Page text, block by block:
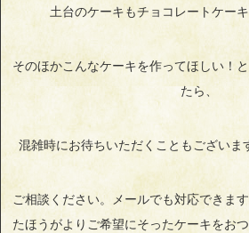
土台のケーキもチョコレートケーキ
そのほかこんなケーキを作ってほしい！
たら、
混雑時にお待ちいただくこともございま
ご相談ください。メールでも対応できま
たほうがよりご希望にそったケーキをお